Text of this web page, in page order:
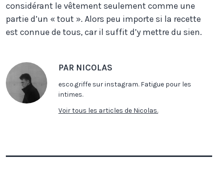
considérant le vêtement seulement comme une
partie d’un « tout ». Alors peu importe si la recette
est connue de tous, car il suffit d’y mettre du sien.
PAR NICOLAS
esco.griffe sur instagram. Fatigue pour les
intimes.
Voir tous les articles de Nicolas.